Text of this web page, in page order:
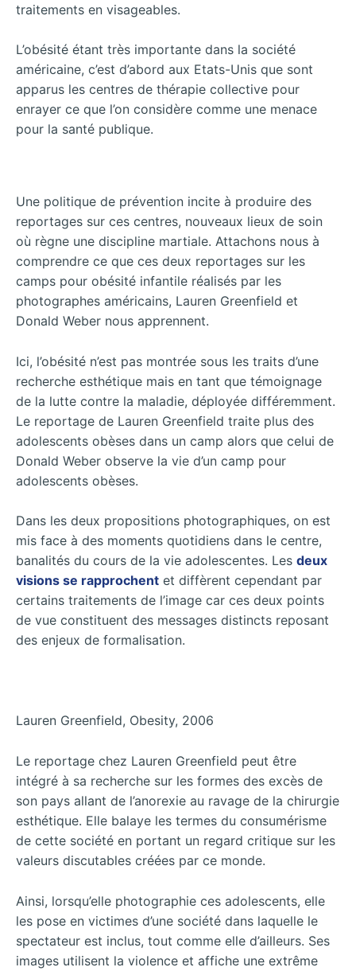
traitements en visageables.
L’obésité étant très importante dans la société
américaine, c’est d’abord aux Etats-Unis que sont
apparus les centres de thérapie collective pour
enrayer ce que l’on considère comme une menace
pour la santé publique.
Une politique de prévention incite à produire des
reportages sur ces centres, nouveaux lieux de soin
où règne une discipline martiale. Attachons nous à
comprendre ce que ces deux reportages sur les
camps pour obésité infantile réalisés par les
photographes américains, Lauren Greenfield et
Donald Weber nous apprennent.
Ici, l’obésité n’est pas montrée sous les traits d’une
recherche esthétique mais en tant que témoignage
de la lutte contre la maladie, déployée différemment.
Le reportage de Lauren Greenfield traite plus des
adolescents obèses dans un camp alors que celui de
Donald Weber observe la vie d’un camp pour
adolescents obèses.
Dans les deux propositions photographiques, on est
mis face à des moments quotidiens dans le centre,
banalités du cours de la vie adolescentes. Les deux
visions se rapprochent et diffèrent cependant par
certains traitements de l’image car ces deux points
de vue constituent des messages distincts reposant
des enjeux de formalisation.
Lauren Greenfield, Obesity, 2006
Le reportage chez Lauren Greenfield peut être
intégré à sa recherche sur les formes des excès de
son pays allant de l’anorexie au ravage de la chirurgie
esthétique. Elle balaye les termes du consumérisme
de cette société en portant un regard critique sur les
valeurs discutables créées par ce monde.
Ainsi, lorsqu’elle photographie ces adolescents, elle
les pose en victimes d’une société dans laquelle le
spectateur est inclus, tout comme elle d’ailleurs. Ses
images utilisent la violence et affiche une extrême